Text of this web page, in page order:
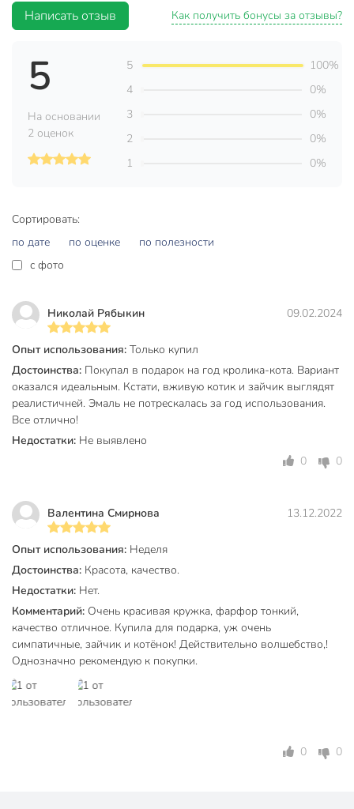
Характеристики:
Материал: костяной фарфор;
Цвет: голубой.
Техническая информация
Количество в наборе, шт
Объем, мл
Бренд
машине
машины
Цвет
голубой
Особенности
упаковка
Повод для подарка
на каждый день
Дизайн
животные
Артикул производителя
221-08038
Модель
Вес в упаковке
Написать отзыв Как получить бонусы за отзывы?
Сортировать:
по дате
по оценке
по полезности
c фото
Николай Рябыкин 09.02.2024
Опыт использования: Только купил
Достоинства: Покупал в подарок на год кролика-кота. Вариант
оказался идеальным. Кстати, вживую котик и зайчик выглядят
реалистичней. Эмаль не потрескалась за год использования.
Все отлично!
Недостатки: Не выявлено
0
0
Валентина Смирнова 13.12.2022
Опыт использования: Неделя
Достоинства: Красота, качество.
Недостатки: Нет.
Комментарий: Очень красивая кружка, фарфор тонкий,
качество отличное. Купила для подарка, уж очень
симпатичные, зайчик и котёнок! Действительно волшебство,!
Однозначно рекомендую к покупки.
0 0
5
На основании
2 оценок
5
100%
4
0%
3
0%
2
0%
1
0%